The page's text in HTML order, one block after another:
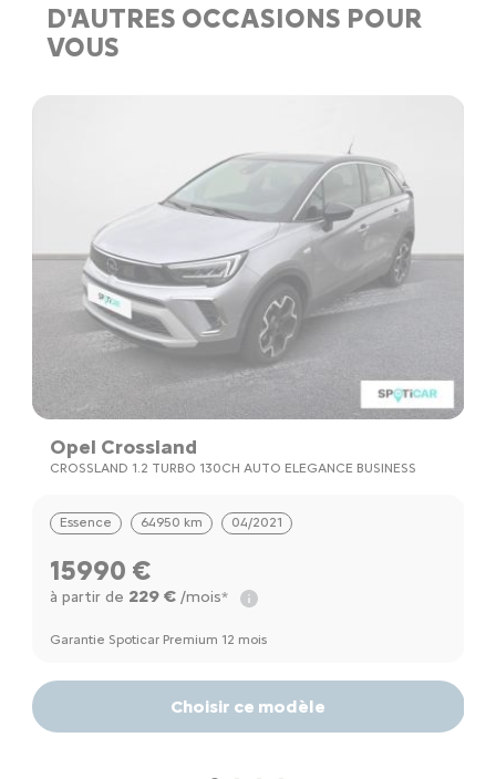
D'AUTRES OCCASIONS POUR
VOUS
Opel Crossland
CROSSLAND 1.2 TURBO 130CH AUTO ELEGANCE BUSINESS
Essence 64950 km 04/2021
15990 €
à partir de 229 €/mois*
Garantie Spoticar Premium 12 mois
Choisir ce modèle